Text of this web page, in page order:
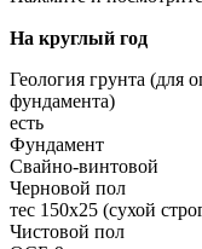
На круглый год
Геология грунта (для
фундамента)
есть
Фундамент
Свайно-винтовой
Черновой пол
тес 150х25 (сухой
Чистовой пол